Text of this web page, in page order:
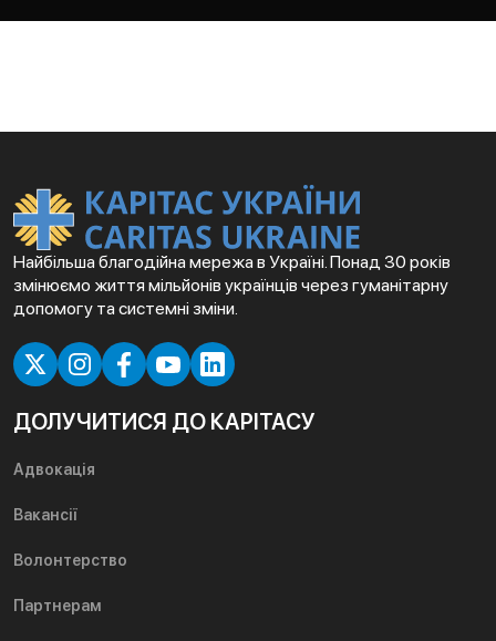
Найбільша благодійна мережа в Україні. Понад 30 років
змінюємо життя мільйонів українців через гуманітарну
допомогу та системні зміни.
ДОЛУЧИТИСЯ ДО КАРІТАСУ
Адвокація
Вакансії
Волонтерство
Партнерам